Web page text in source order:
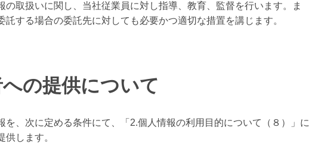
の取扱いに関し、当社従業員に対し指導、教育、監督を行います。ま
託する場合の委託先に対しても必要かつ適切な措置を講じます。
の提供について
を、次に定める条件にて、「2.個人情報の利用目的について（８）」に
供します。